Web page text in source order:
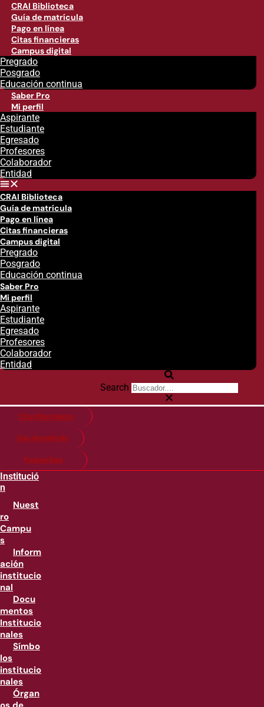
CRAI Biblioteca
Guía de matrícula
Pago en línea
Citas financieras
Campus digital
Pregrado
Posgrado
Educación continua
Saber Pro
Mi perfil
Aspirante
Estudiante
Egresado
Profesores
Colaborador
Entidad
CRAI Biblioteca
Guía de matrícula
Pago en línea
Citas financieras
Campus digital
Pregrado
Posgrado
Educación continua
Saber Pro
Mi perfil
Aspirante
Estudiante
Egresado
Profesores
Colaborador
Entidad
Search
Citas financieras
Guía de matricula
Pago en línea
Institució
n
Nuest
ro
Campu
s
Inform
ación
institucio
nal
Docu
mentos
Institucio
nales
Símbo
los
institucio
nales
Órgan